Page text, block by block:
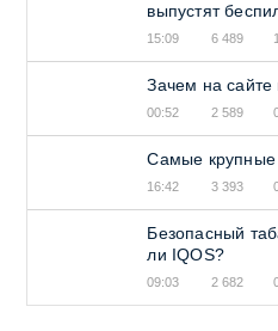
выпустят
15:09 6 489 1
Зачем на сайте
00:52 2 589
Самые крупные
16:42 3 393
Безопасный
ли IQOS?
09:03 2 682